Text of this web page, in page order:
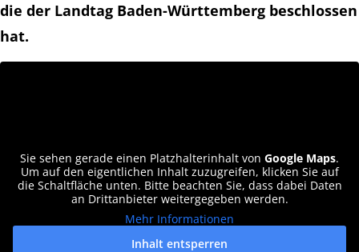
die der Landtag Baden-Württemberg beschlossen
hat.
Sie sehen gerade einen Platzhalterinhalt von Google Maps.
Um auf den eigentlichen Inhalt zuzugreifen, klicken Sie auf
die Schaltfläche unten. Bitte beachten Sie, dass dabei Daten
an Drittanbieter weitergegeben werden.
Mehr Informationen
Inhalt entsperren